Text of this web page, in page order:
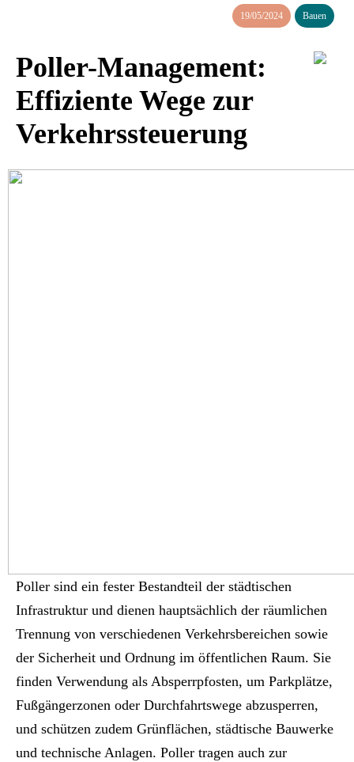
19/05/2024 Bauen
Poller-Management:
Effiziente Wege zur
Verkehrssteuerung
Poller sind ein fester Bestandteil der städtischen
Infrastruktur und dienen hauptsächlich der räumlichen
Trennung von verschiedenen Verkehrsbereichen sowie
der Sicherheit und Ordnung im öffentlichen Raum. Sie
finden Verwendung als Absperrpfosten, um Parkplätze,
Fußgängerzonen oder Durchfahrtswege abzusperren,
und schützen zudem Grünflächen, städtische Bauwerke
und technische Anlagen. Poller tragen auch zur